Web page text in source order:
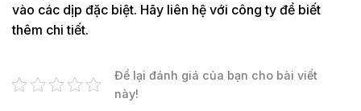
vào các dịp đặc biệt. Hãy liên hệ với công ty để biết
thêm chi tiết.
Để lại đánh giá của bạn cho bài viết
này!